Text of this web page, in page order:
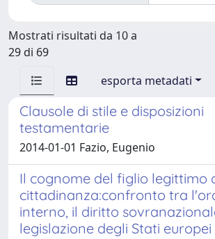
Mostrati risultati da 10 a
29 di 69
esporta metadati
Clausole di stile e disposizioni
testamentarie
2014-01-01 Fazio, Eugenio
Il cognome del figlio legittimo
cittadinanza:confronto tra
interno, il diritto
legislazione degli Stati europei